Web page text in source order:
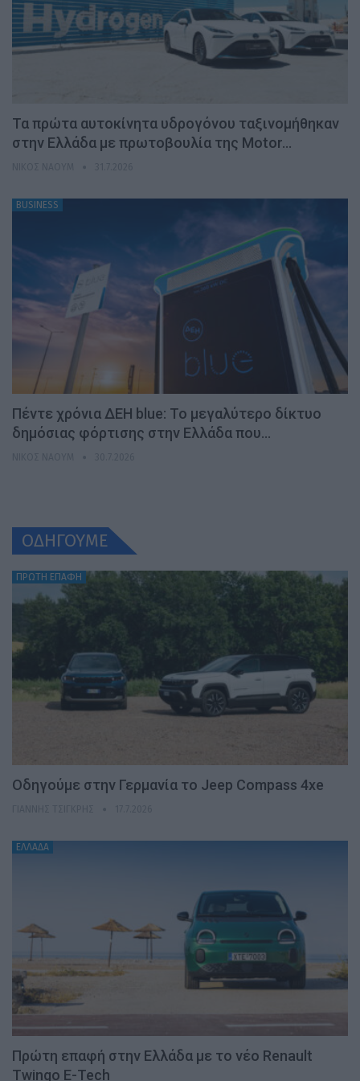
Τα πρώτα αυτοκίνητα υδρογόνου ταξινομήθηκαν
στην Ελλάδα με πρωτοβουλία της Motor…
BUSINESS
Πέντε χρόνια ΔΕΗ blue: Το μεγαλύτερο δίκτυο
δημόσιας φόρτισης στην Ελλάδα που…
ΟΔΗΓΟΥΜΕ
ΠΡΩΤΗ ΕΠΑΦΗ
Οδηγούμε στην Γερμανία το Jeep Compass 4xe
ΕΛΛΑΔΑ
Πρώτη επαφή στην Ελλάδα με το νέο Renault
Twingo E-Tech